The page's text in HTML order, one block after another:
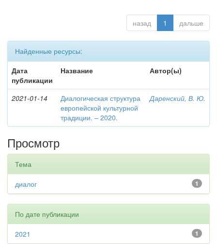
назад 1 дальше
Найденные ресурсы:
Дата
публикации
Название Автор(ы)
2021-01-14
Диалогическая структура
европейской культурной
традиции. – 2020.
Даренский, В. Ю.
Просмотр
Тема
1
диалог
По дате публикации
1
2021